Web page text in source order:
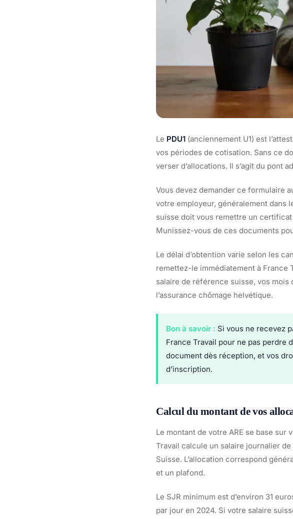
Le PDU1 (anciennement U1) est
vos périodes de cotisation. Sans ce
verser d’allocations. Il s’agit du pont
Vous devez demander ce formulaire
votre employeur, généralement dans
suisse doit vous remettre un
Munissez-vous de ces documents
Le délai d’obtention varie selon les
remettez-le immédiatement à
salaire de référence suisse, vos mois
l’assurance chômage helvétique.
Bon à savoir : Si vous ne recevez
France Travail pour ne pas perdre
document dès réception, et vos
d’inscription.
Calcul du montant de vos
Le montant de votre ARE se base
Travail calcule un salaire journalier
Suisse. L’allocation correspond
et un plafond.
Le SJR minimum est d’environ 31
par jour en 2024. Si votre salaire